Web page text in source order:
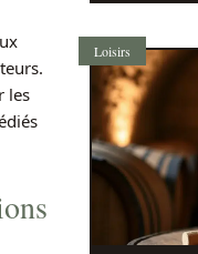
les
Loisirs